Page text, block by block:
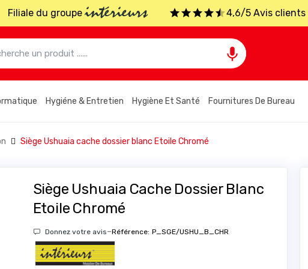
Filiale du groupeintérieurs 4,6/5 Avis clients

Hygiéne & Entretien Hygiène Et Santé Fournitures De Bureau
Siège Ushuaia cache dossier blanc Etoile Chromé
Siège Ushuaia Cache Dossier Blanc
Etoile Chromé
Donnez votre avis-Référence: P_SGE/USHU_B_CHR